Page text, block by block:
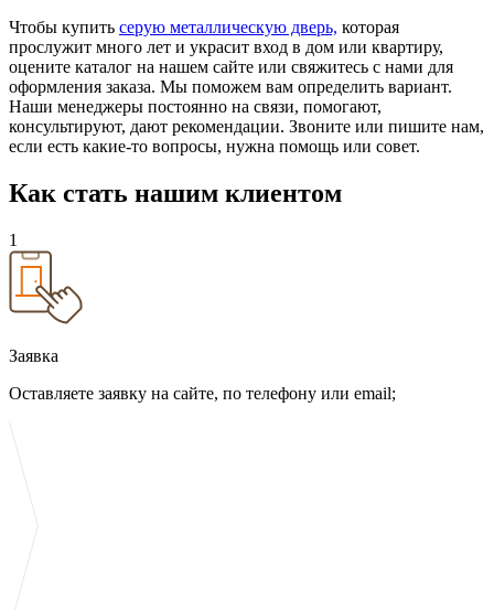
Чтобы купить серую металлическую дверь, которая
прослужит много лет и украсит вход в дом или квартиру,
оцените каталог на нашем сайте или свяжитесь с нами для
оформления заказа. Мы поможем вам определить вариант.
Наши менеджеры постоянно на связи, помогают,
консультируют, дают рекомендации. Звоните или пишите нам,
если есть какие-то вопросы, нужна помощь или совет.
Как стать нашим клиентом
1
Заявка
Оставляете заявку на сайте, по телефону или email;